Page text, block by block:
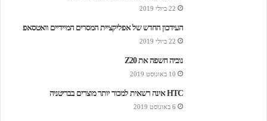
22 ביולי 2019
העידכון החדש של אפליקציית המסרים המיידיים וואטסאפ
22 ביולי 2019
נוביה חשפה את Z20
10 באוגוסט 2019
HTC אינה רשאית למכור יותר מוצרים בבריטניה
6 באוגוסט 2019